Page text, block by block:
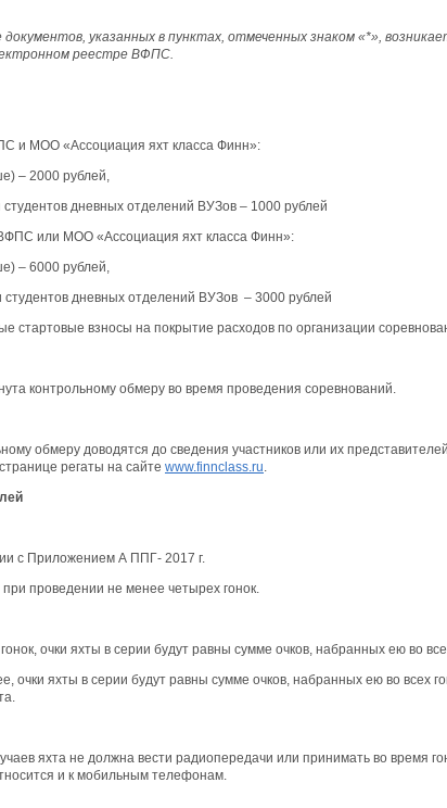
указанных в пунктах, отмеченных знаком «*»,
реестре ВФПС.
и МОО «Ассоциация яхт класса Финн»:
– 2000 рублей,
дневных отделений ВУЗов – 1000 рублей
или МОО «Ассоциация яхт класса Финн»:
– 6000 рублей,
дневных отделений ВУЗов – 3000 рублей
стартовые взносы на покрытие расходов по организации
контрольному обмеру во время проведения соревнований.
обмеру доводятся до сведения участников или их
регаты на сайте www.finnclass.ru.
с Приложением А ППГ- 2017 г.
проведении не менее четырех гонок.
очки яхты в серии будут равны сумме очков, набранных ею во
очки яхты в серии будут равны сумме очков, набранных ею во всех
яхта не должна вести радиопередачи или принимать во время
и к мобильным телефонам.